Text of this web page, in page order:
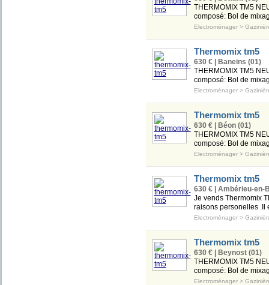
THERMOMIX TM5
composé: Bol de
Electroménager>
Thermomix tm5
630 € | Baneins (01)
THERMOMIX TM5
composé: Bol de
Electroménager>
Thermomix tm5
630 € | Béon (01)
THERMOMIX TM5
composé: Bol de
Electroménager>
Thermomix tm5
630 € | Ambérieu-en-
Je vends Thermomix
raisons personelles .Il
Electroménager>
Thermomix tm5
630 € | Beynost (01)
THERMOMIX TM5
composé: Bol de
Electroménager>